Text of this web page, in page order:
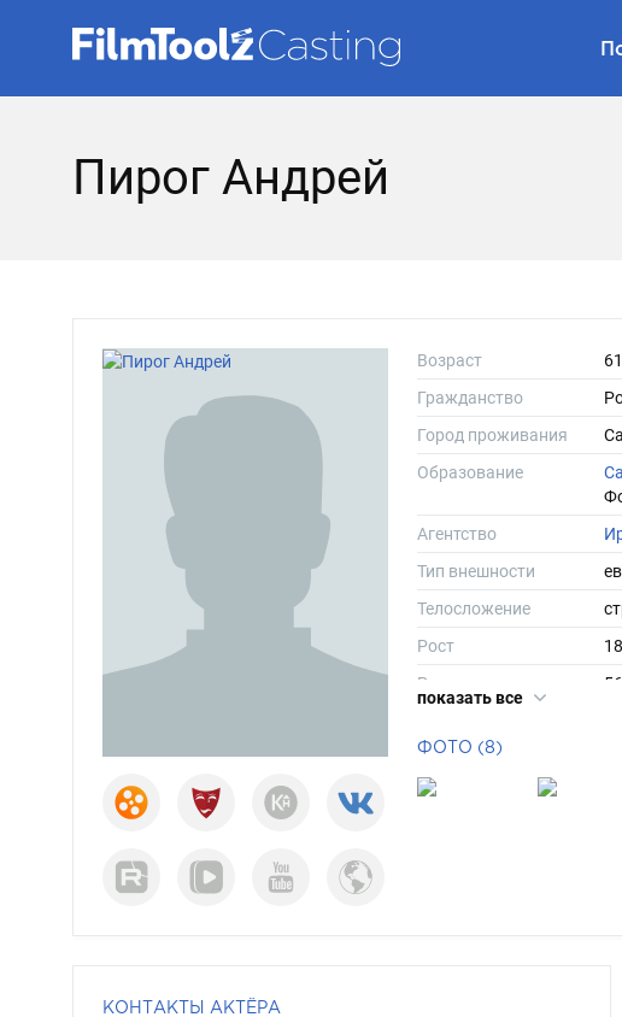
Пирог Андрей
Возраст
Гражданство
Город проживания
Образование
Агентство
Тип внешности
Телосложение
Рост
Размер одежды
56
Длина волос
Цвет волос
показать все
ФОТО (8)
КОНТАКТЫ АКТЁРА